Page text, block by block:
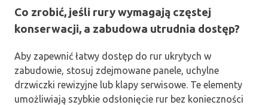
Co zrobić, jeśli rury wymagają częstej
konserwacji, a zabudowa utrudnia dostęp?
Aby zapewnić łatwy dostęp do rur ukrytych w
zabudowie, stosuj zdejmowane panele, uchylne
drzwiczki rewizyjne lub klapy serwisowe. Te elementy
umożliwiają szybkie odsłonięcie rur bez konieczności